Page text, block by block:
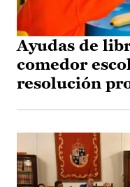
Ayudas de
comedor
resolución